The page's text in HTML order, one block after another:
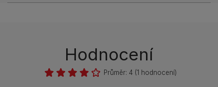
Hodnocení
Průměr: 4 (1 hodnocení)